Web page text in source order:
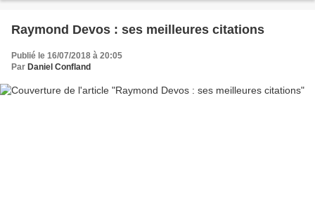
Raymond Devos : ses meilleures citations
Publié le 16/07/2018 à 20:05
Par Daniel Confland